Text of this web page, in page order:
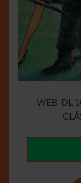
WEB-DL